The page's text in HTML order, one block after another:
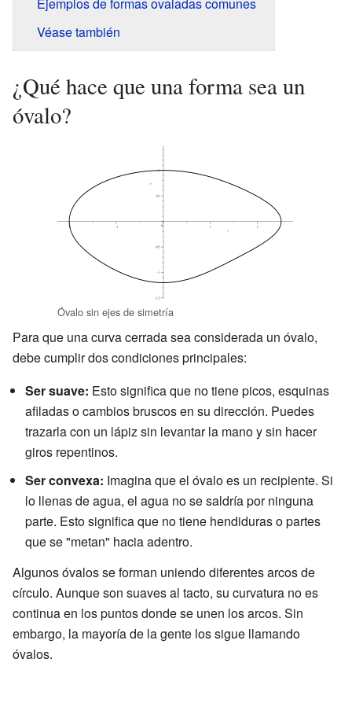
Ejemplos de formas ovaladas comunes
Véase también
¿Qué hace que una forma sea un
óvalo?
Óvalo sin ejes de simetría
Para que una curva cerrada sea considerada un óvalo,
debe cumplir dos condiciones principales:
Ser suave: Esto significa que no tiene picos, esquinas
afiladas o cambios bruscos en su dirección. Puedes
trazarla con un lápiz sin levantar la mano y sin hacer
giros repentinos.
Ser convexa: Imagina que el óvalo es un recipiente. Si
lo llenas de agua, el agua no se saldría por ninguna
parte. Esto significa que no tiene hendiduras o partes
que se "metan" hacia adentro.
Algunos óvalos se forman uniendo diferentes arcos de
círculo. Aunque son suaves al tacto, su curvatura no es
continua en los puntos donde se unen los arcos. Sin
embargo, la mayoría de la gente los sigue llamando
óvalos.